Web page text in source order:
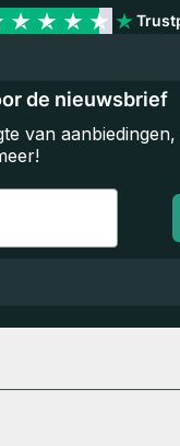
de nieuwsbrief
van aanbiedingen,